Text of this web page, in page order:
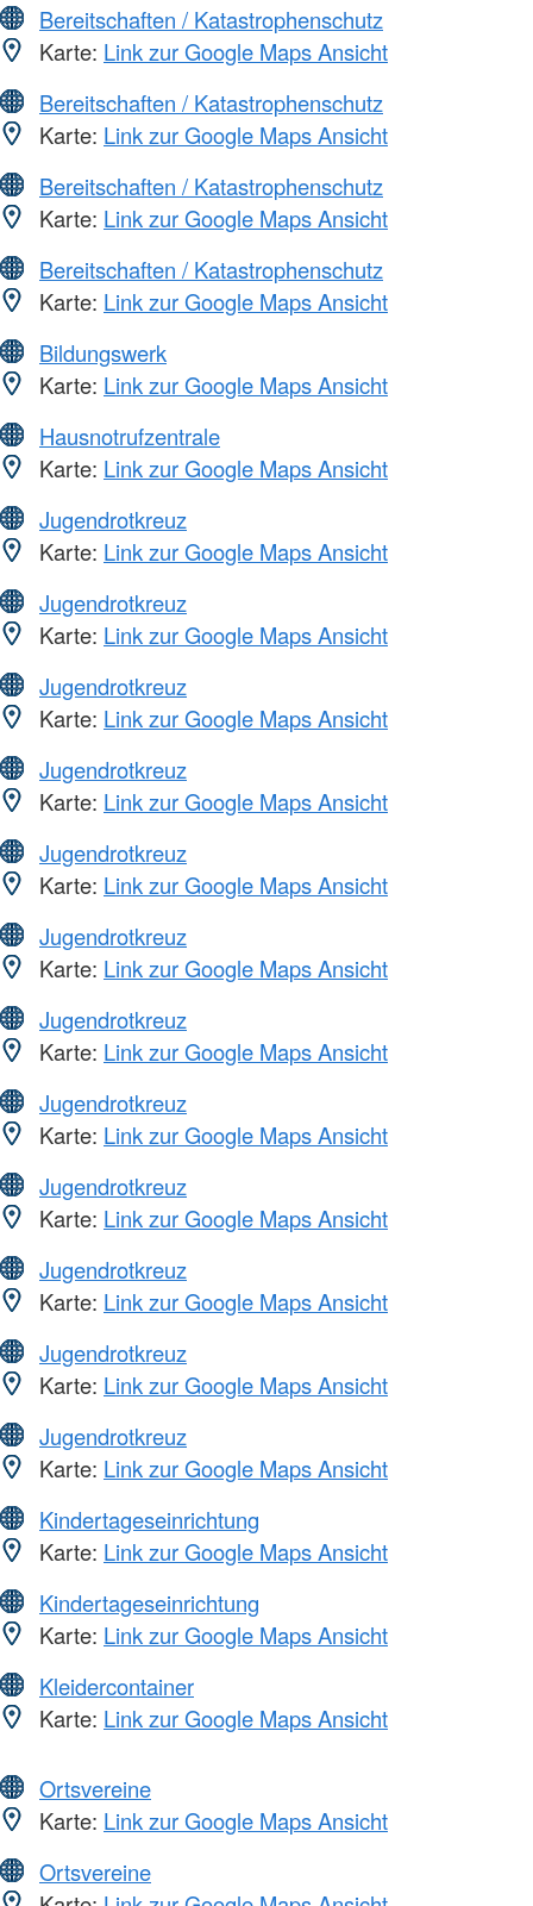
Bereitschaften / Katastrophenschutz
Karte: Link zur Google Maps Ansicht
Bereitschaften / Katastrophenschutz
Karte: Link zur Google Maps Ansicht
Bereitschaften / Katastrophenschutz
Karte: Link zur Google Maps Ansicht
Bereitschaften / Katastrophenschutz
Karte: Link zur Google Maps Ansicht
Bildungswerk
Karte: Link zur Google Maps Ansicht
Hausnotrufzentrale
Karte: Link zur Google Maps Ansicht
Jugendrotkreuz
Karte: Link zur Google Maps Ansicht
Jugendrotkreuz
Karte: Link zur Google Maps Ansicht
Jugendrotkreuz
Karte: Link zur Google Maps Ansicht
Jugendrotkreuz
Karte: Link zur Google Maps Ansicht
Jugendrotkreuz
Karte: Link zur Google Maps Ansicht
Jugendrotkreuz
Karte: Link zur Google Maps Ansicht
Jugendrotkreuz
Karte: Link zur Google Maps Ansicht
Jugendrotkreuz
Karte: Link zur Google Maps Ansicht
Jugendrotkreuz
Karte: Link zur Google Maps Ansicht
Jugendrotkreuz
Karte: Link zur Google Maps Ansicht
Jugendrotkreuz
Karte: Link zur Google Maps Ansicht
Jugendrotkreuz
Karte: Link zur Google Maps Ansicht
Kindertageseinrichtung
Karte: Link zur Google Maps Ansicht
Kindertageseinrichtung
Karte: Link zur Google Maps Ansicht
Kleidercontainer
Karte: Link zur Google Maps Ansicht
Ortsvereine
Karte: Link zur Google Maps Ansicht
Ortsvereine